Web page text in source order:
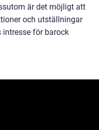
är det möjligt att
och utställningar
för barock